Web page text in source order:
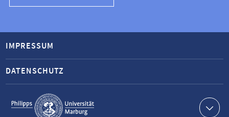
Service-
Navigation
IMPRESSUM
DATENSCHUTZ